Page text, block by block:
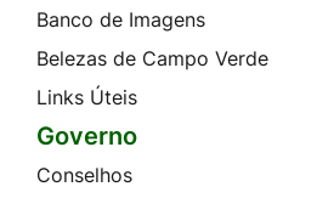
Banco de Imagens
Belezas de Campo Verde
Links Úteis
Governo
Conselhos